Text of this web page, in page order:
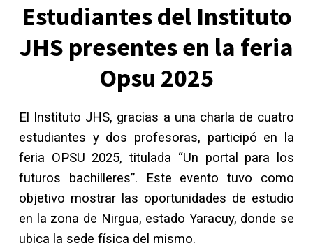
Estudiantes del Instituto
JHS presentes en la feria
Opsu 2025
El Instituto JHS, gracias a una charla de cuatro
estudiantes y dos profesoras, participó en la
feria OPSU 2025, titulada “Un portal para los
futuros bachilleres”. Este evento tuvo como
objetivo mostrar las oportunidades de estudio
en la zona de Nirgua, estado Yaracuy, donde se
ubica la sede física del mismo.